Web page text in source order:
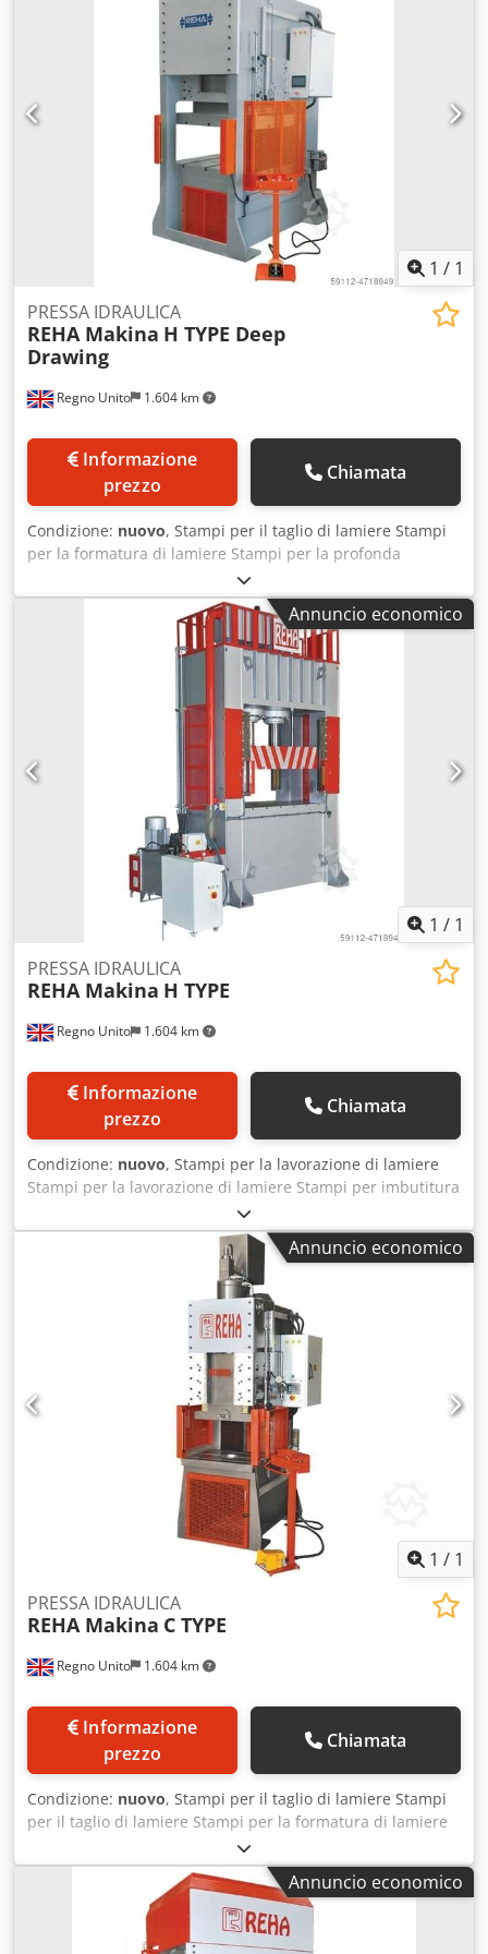
150 mm/s Dimensioni massime dell'utensile: 800 mm x 800
mm Massa massima dell'utensile superiore: 750 kg Massa
della pressa: 7000 kg Numero di punti di sollevamento: 4
Alimentazione elettrica 400-3-50 Alimentazione
pneumatica 5,5 bar Cuscinetto per stampi Worson, tipo
DDC 104 Disponibile in magazzino e pronto per la
consegna immediata. Dcsdjf A R Adjpfx Ai Eok Possibilità di
fornire preventivi per nuove presse idrauliche con
struttura c, d e h. Pressa idraulica indipendente completa
di cuscinetto idraulico.
1 / 1
Regno Unito 1.604 km
PRESSA IDRAULICA
REHA Makina H TYPE Deep
Drawing
prezzo
Chiamata
Condizione: nuovo, Stampi per il taglio di lamiere Stampi
per la formatura di lamiere Stampi per la profonda
imbutitura Forgiatura a caldo del metallo Forgiatura a
caldo dell’acciaio Forgiatura a freddo dell’acciaio Alluminio
e acciaio forgiati a freddo Componenti e ricambi per
autoveicoli Elettrodomestici Informazioni sul prodotto: Non
richiede una fossa Struttura in acciaio Piastra di base e
pistone a T Pistone con 8 guide di superficie Corsa di
precisione regolabile Lubrificazione automatica
centralizzata Djdpfx Asfuangji Esck Contatore elettronico
automatizzato Applicazioni PLC e schermo Barriera
luminosa di protezione Conformità alle norme CE Tavola e
lunghezza della corsa non standard Controllo a due mani
Pedale di controllo elettrico Espulsore idraulico interno al
pistone Rimozione del cilindro tramite la piastra di base
Annuncio economico
1 / 1
Regno Unito 1.604 km
PRESSA IDRAULICA
REHA Makina H TYPE
prezzo
Chiamata
Condizione: nuovo, Stampi per la lavorazione di lamiere
Stampi per la lavorazione di lamiere Stampi per imbutitura
profonda Foratura a caldo di alluminio e acciaio
Componenti per l'industria automobilistica e ricambi
Industria del confezionamento alimentare Pannelli elettrici
Refrigerazione industriale Elettrodomestici Settore edile e
delle costruzioni Matrici per il taglio di lamiere
Informazioni sul prodotto: Non è richiesta una fossa
Struttura in acciaio Piastra di base e pistone a forma di C
Corsa regolabile di precisione Dcedpfjfuam Uex Ai Ejk
Lubrificazione centralizzata automatica Contatore
elettronico automatizzato Applicazioni PLC e schermo
Barriera luminosa di protezione per le dita Conformità alle
normative CE Tavola e lunghezza della corsa non standard
Controllo a due mani Pedale di controllo elettrico
Espulsore idraulico all'interno del pistone Dispositivo di
rimozione del cilindro tramite la piastra di base
Annuncio economico
1 / 1
Regno Unito 1.604 km
PRESSA IDRAULICA
REHA Makina C TYPE
prezzo
Chiamata
Condizione: nuovo, Stampi per il taglio di lamiere Stampi
per il taglio di lamiere Stampi per la formatura di lamiere
Ottone forgiato a caldo Dcjdpefuam Rjfx Ai Esk Stampi per
imbutitura profonda Acciaio per forgiatura a freddo
Componenti per l'industria automobilistica e ricambi
Elettrodomestici Componenti per cucine industriali
Componenti per sistemi di raffreddamento industriale
Annuncio economico